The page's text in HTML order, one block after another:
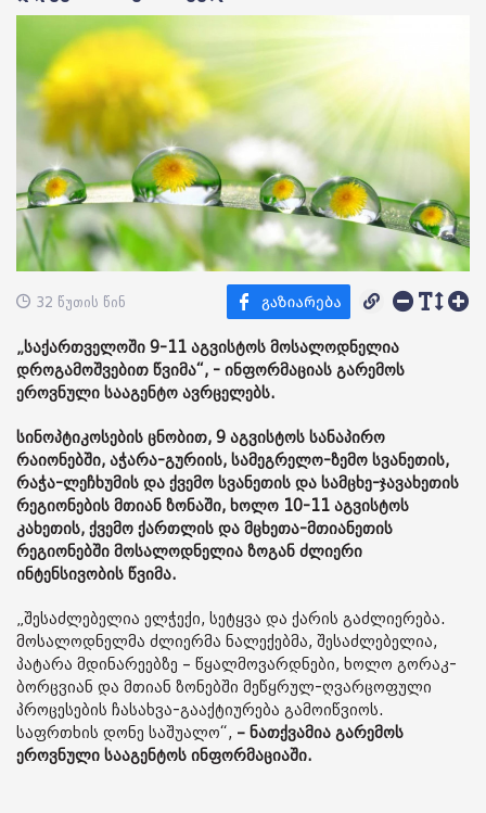
32 წუთის წინ
„საქართველოში 9-11 აგვისტოს მოსალოდნელია
დროგამოშვებით წვიმა“, - ინფორმაციას გარემოს
ეროვნული სააგენტო ავრცელებს.
სინოპტიკოსების ცნობით, 9 აგვისტოს სანაპირო
რაიონებში, აჭარა-გურიის, სამეგრელო-ზემო სვანეთის,
რაჭა-ლეჩხუმის და ქვემო სვანეთის და სამცხე-ჯავახეთის
რეგიონების მთიან ზონაში, ხოლო 10-11 აგვისტოს
კახეთის, ქვემო ქართლის და მცხეთა-მთიანეთის
რეგიონებში მოსალოდნელია ზოგან ძლიერი
ინტენსივობის წვიმა.
„შესაძლებელია ელჭექი, სეტყვა და ქარის გაძლიერება.
მოსალოდნელმა ძლიერმა ნალექებმა, შესაძლებელია,
პატარა მდინარეებზე – წყალმოვარდნები, ხოლო გორაკ-
ბორცვიან და მთიან ზონებში მეწყრულ-ღვარცოფული
პროცესების ჩასახვა-გააქტიურება გამოიწვიოს.
საფრთხის დონე საშუალო“, – ნათქვამია გარემოს
ეროვნული სააგენტოს ინფორმაციაში.